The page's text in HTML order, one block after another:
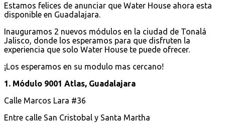
Estamos felices de anunciar que Water House ahora esta
disponible en Guadalajara.
Inauguramos 2 nuevos módulos en la ciudad de Tonalá
Jalisco, donde los esperamos para que disfruten la
experiencia que solo Water House te puede ofrecer.
¡Los esperamos en su modulo mas cercano!
1. Módulo 9001 Atlas, Guadalajara
Calle Marcos Lara #36
Entre calle San Cristobal y Santa Martha